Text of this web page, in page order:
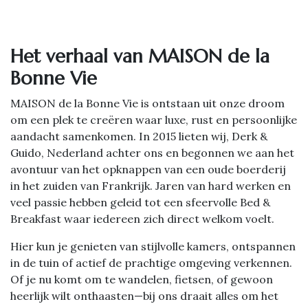
Het ve​rhaal van MAISON de la
Bonne Vie
MAISON de la Bonne Vie is ontstaan uit onze droom
om een plek te creëren waar luxe, rust en persoonlijke
aandacht samenkomen. In 2015 lieten wij, Derk &
Guido, Nederland achter ons en begonnen we aan het
avontuur van het opknappen van een oude boerderij
in het zuiden van Frankrijk. Jaren van hard werken en
veel passie hebben geleid tot een sfeervolle Bed &
Breakfast waar iedereen zich direct welkom voelt.
Hier kun je genieten van stijlvolle kamers, ontspannen
in de tuin of actief de prachtige omgeving verkennen.
Of je nu komt om te wandelen, fietsen, of gewoon
heerlijk wilt onthaasten—bij ons draait alles om het